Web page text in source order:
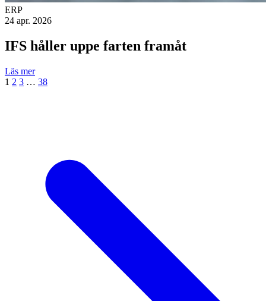
ERP
24 apr. 2026
IFS håller uppe farten framåt
Läs mer
1 2 3 … 38